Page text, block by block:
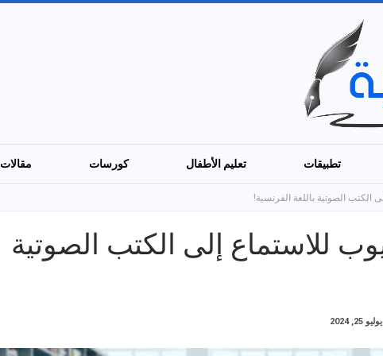
تطبيقات تعليم الأطفال كورسات مقالات
يوتيوب للاستماع إلى الكتب الصوتية
يوليو 25, 2024